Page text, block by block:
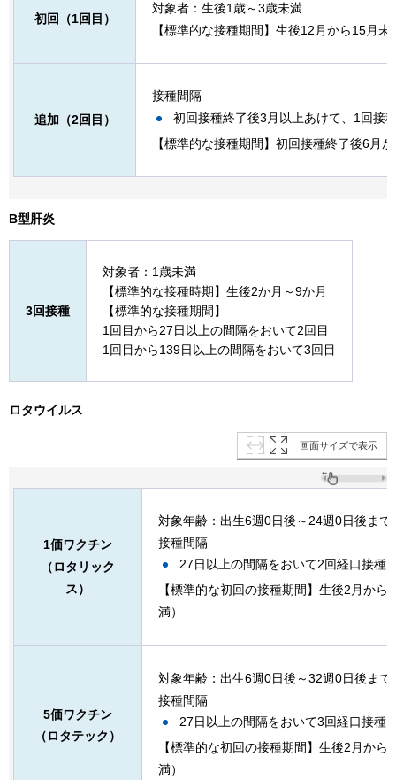
初回（1回目）
対象者：生後1歳～3歳未満
【標準的な接種期間】生後12月から15月未
追加（2回目）
接種間隔
初回接種終了後3月以上あけて、1回接
【標準的な接種期間】初回接種終了後6月
B型肝炎
3回接種
対象者：1歳未満
【標準的な接種時期】生後2か月～9か月
【標準的な接種期間】
1回目から27日以上の間隔をおいて2回目
1回目から139日以上の間隔をおいて3回目
ロタウイルス
画面サイズで表示
1価ワクチン
（ロタリック
ス）
対象年齢：出生6週0日後～24週0日後まで
接種間隔
27日以上の間隔をおいて2回経口接種
【標準的な初回の接種期間】生後2月か
満）
5価ワクチン
（ロタテック）
対象年齢：出生6週0日後～32週0日後まで
接種間隔
27日以上の間隔をおいて3回経口接種
【標準的な初回の接種期間】生後2月か
満）